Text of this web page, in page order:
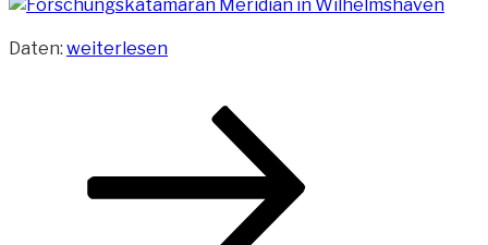
Daten: „Forschungsschiff
weiterlesen
Beitragsnavigation